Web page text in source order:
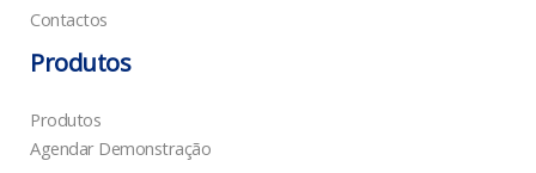
Contactos
Produtos
Produtos
Agendar Demonstração